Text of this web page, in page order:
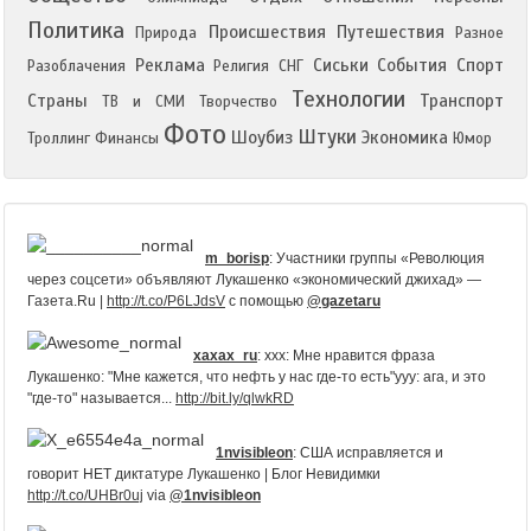
не понять – в Белоруссии чрезвычайно редки
ситуации, когда за рулем Porshe оказывается какой-
нибудь Тигран Сагателян, как давеча на Воробъевых
горах, при этом шансы его отмазаться благодаря
происхождению практически равны нулю.
Этнической дискриминации титульных белорусов нет.
Руководство страны не борется за приз по
«многонациональной». Вопрос о размывании
белорусского этноса также не стоит… Стычки на
этнической почве для этой страны – экзотика. Нет
преступных сообществ организованных на основе
украсть нечего!» - парирует
«было бы что украсть – все чурки были бы здесь!».
Несомненно, логика определенная в этом есть.
Однако Минск, ну, по крайней мере Минск, где, если
верить данным статистики, живет 1/3 населения
страны бедным городом не кажется.
Проспект Машерова - одна из центральных улиц
Политика Природа Происшествия Путешествия
Разное
Разоблачения
Реклама Религия СНГ Сиськи События Спорт
Страны
ТВ и СМИ Творчество Технологии Транспорт
Троллинг Финансы Фото Шоубиз Штуки Экономика Юмор
m_borisp: Участники группы «Революция
через соцсети» объявляют Лукашенко «экономический джихад» —
Газета.Ru |
http://t.co/P6LJdsV с помощью @gazetaru
xaxax_ru: xxx: Мне нравится фраза
Лукашенко: "Мне кажется, что нефть у нас где-то есть"yyy: ага, и это
"где-то" называется... http://bit.ly/qlwkRD
1nvisibleon: США исправляется и
говорит НЕТ диктатуре Лукашенко | Блог Невидимки
http://t.co/UHBr0uj via @1nvisibleon